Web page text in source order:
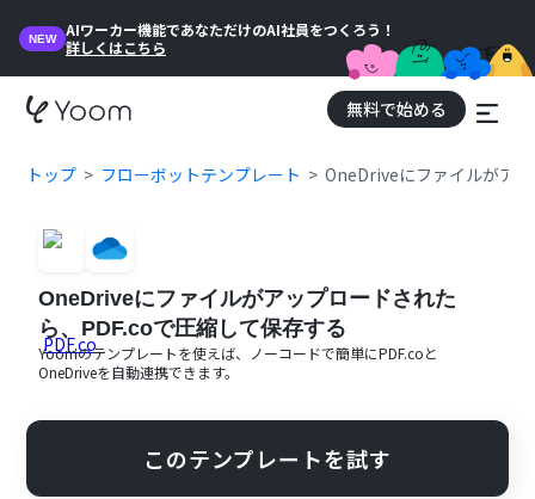
NEW
AIワーカー機能であなただけのAI社員をつくろう！
詳しくはこちら
無料で始める
トップ フローボットテンプレート OneDriveにファイルがア
OneDriveにファイルがアップロードされた
ら、PDF.coで圧縮して保存する
Yoomのテンプレートを使えば、ノーコードで簡単にPDF.coと
OneDriveを自動連携できます。
このテンプレートを試す